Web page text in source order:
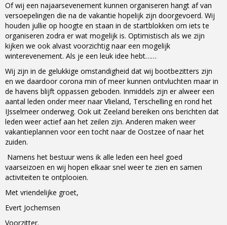
Of wij een najaarsevenement kunnen organiseren hangt af van
versoepelingen die na de vakantie hopelijk zijn doorgevoerd. Wij
houden jullie op hoogte en staan in de startblokken om iets te
organiseren zodra er wat mogelijk is. Optimistisch als we zijn
kijken we ook alvast voorzichtig naar een mogelijk
winterevenement. Als je een leuk idee hebt……
Wij zijn in de gelukkige omstandigheid dat wij bootbezitters zijn
en we daardoor corona min of meer kunnen ontvluchten maar in
de havens blijft oppassen geboden. Inmiddels zijn er alweer een
aantal leden onder meer naar Vlieland, Terschelling en rond het
IJsselmeer onderweg. Ook uit Zeeland bereiken ons berichten dat
leden weer actief aan het zeilen zijn. Anderen maken weer
vakantieplannen voor een tocht naar de Oostzee of naar het
zuiden.
Namens het bestuur wens ik alle leden een heel goed
vaarseizoen en wij hopen elkaar snel weer te zien en samen
activiteiten te ontplooien.
Met vriendelijke groet,
Evert Jochemsen
Voorzitter.